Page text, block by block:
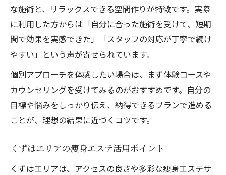
な施術と、リラックスできる空間作りが特徴です。実際
に利用した方からは「自分に合った施術を受けて、短期
間で効果を実感できた」「スタッフの対応が丁寧で続け
やすい」という声が寄せられています。
個別アプローチを体感したい場合は、まず体験コースや
カウンセリングを受けてみるのがおすすめです。自分の
目標や悩みをしっかり伝え、納得できるプランで進める
ことが、理想の結果に近づくコツです。
くずはエリアの痩身エステ活用ポイント
くずはエリアは、アクセスの良さや多彩な痩身エステサ